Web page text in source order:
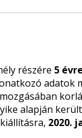
részére 5
adatok
alapján
2020.